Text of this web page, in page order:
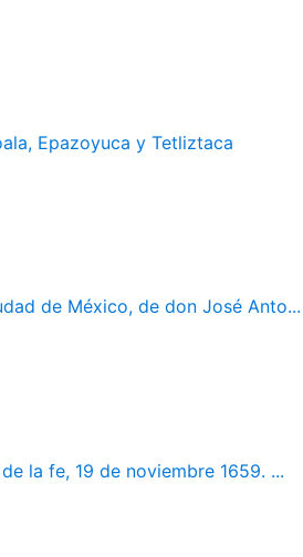
Epazoyuca y Tetliztaca
de México, de don José Anto...
la fe, 19 de noviembre 1659. ...